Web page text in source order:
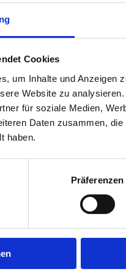
Cookies
um Inhalte und Anzeigen
Website zu
für soziale Medien,
Daten zusammen,
haben.
Präferenzen
Kennung